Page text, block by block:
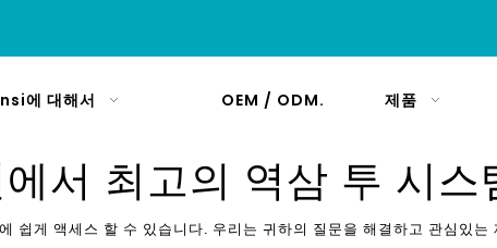
에 대해서 OEM / ODM. 제품
서 최고의 역삼 투 시스
쉽게 액세스 할 수 있습니다. 우리는 귀하의 질문을 해결하고 관심있